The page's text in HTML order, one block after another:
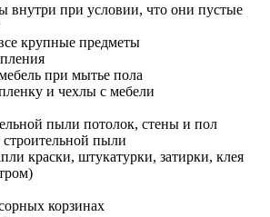
при условии, что они пустые
крупные предметы
при мытье пола
и чехлы с мебели
пыли потолок, стены и пол
пыли
краски, штукатурки, затирки, клея
корзинах